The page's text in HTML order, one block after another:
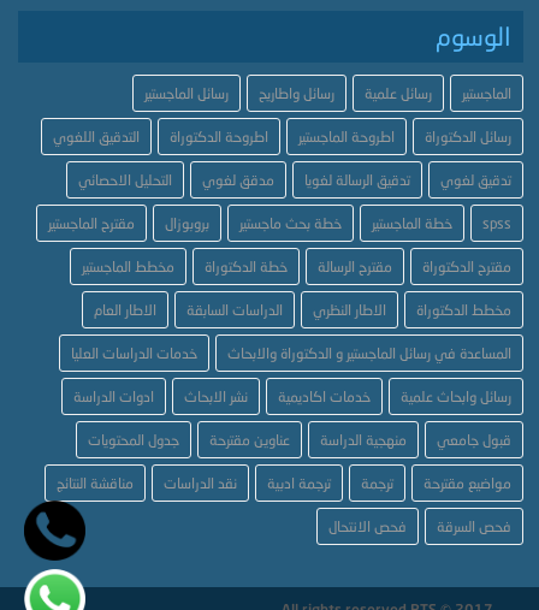
الوسوم
الماجستير رسائل علمية رسائل واطاريح رسائل الماجستير
رسائل الدكتوراة اطروحة الماجستير اطروحة الدكتوراة التدقيق اللغوي
تدقيق لغوي تدقيق الرسالة لغويا مدقق لغوي التحليل الاحصائي
spss خطة الماجستير خطة بحث ماجستير بروبوزال مقترح الماجستير
مقترح الدكتوراة مقترح الرسالة خطة الدكتوراة مخطط الماجستير
مخطط الدكتوراة الاطار النظري الدراسات السابقة الاطار العام
المساعدة في رسائل الماجستير و الدكتوراة والابحاث خدمات الدراسات العليا
رسائل وابحاث علمية خدمات اكاديمية نشر الابحاث ادوات الدراسة
قبول جامعي منهجية الدراسة عناوين مقترحة جدول المحتويات
مواضيع مقترحة ترجمة ترجمة ادبية نقد الدراسات مناقشة النتائج
فحص السرقة فحص الانتحال